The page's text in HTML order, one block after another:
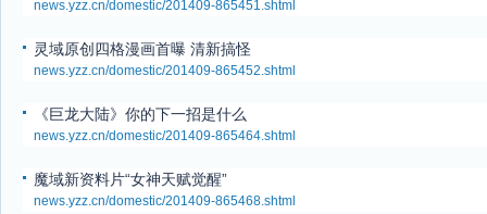
news.yzz.cn/domestic/201409-865451.shtml
灵域原创四格漫画首曝 清新搞怪
news.yzz.cn/domestic/201409-865452.shtml
《巨龙大陆》你的下一招是什么
news.yzz.cn/domestic/201409-865464.shtml
魔域新资料片“女神天赋觉醒”
news.yzz.cn/domestic/201409-865468.shtml